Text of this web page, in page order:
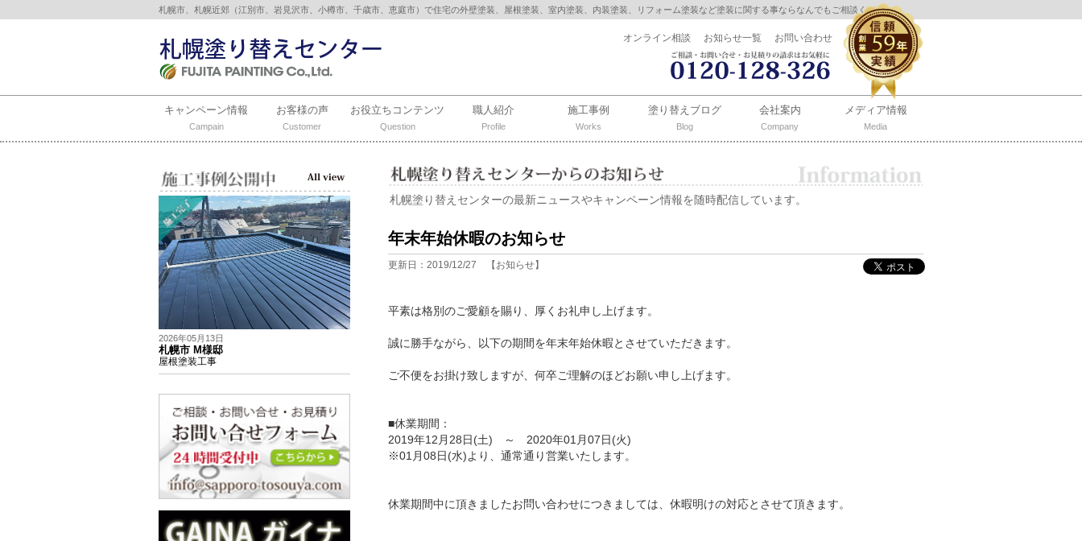
札幌市、札幌近郊（江別市、岩見沢市、小樽市、千歳市、恵庭市）で住宅の外壁塗装、屋根塗装、室内塗装、内装塗装、リフォーム塗装など塗装に関する事ならなんでもご相談ください。
お問い合わせ
お知らせ一覧
オンライン相談
メディア情報
Media
会社案内
Company
塗り替えブログ
Blog
施工事例
Works
職人紹介
Profile
お役立ちコンテンツ
Question
お客様の声
Customer
キャンペーン情報
Campain
札幌塗り替えセンターの最新ニュースやキャンペーン情報を随時配信しています。
年末年始休暇のお知らせ
更新日：2019/12/27 【お知らせ】
平素は格別のご愛顧を賜り、厚くお礼申し上げます。
誠に勝手ながら、以下の期間を年末年始休暇とさせていただきます。
ご不便をお掛け致しますが、何卒ご理解のほどお願い申し上げます。
■休業期間：
2019年12月28日(土) ～ 2020年01月07日(火)
※01月08日(水)より、通常通り営業いたします。
休業期間中に頂きましたお問い合わせにつきましては、休暇明けの対応とさせて頂きます。
2026年05月13日
札幌市 M様邸
屋根塗装工事